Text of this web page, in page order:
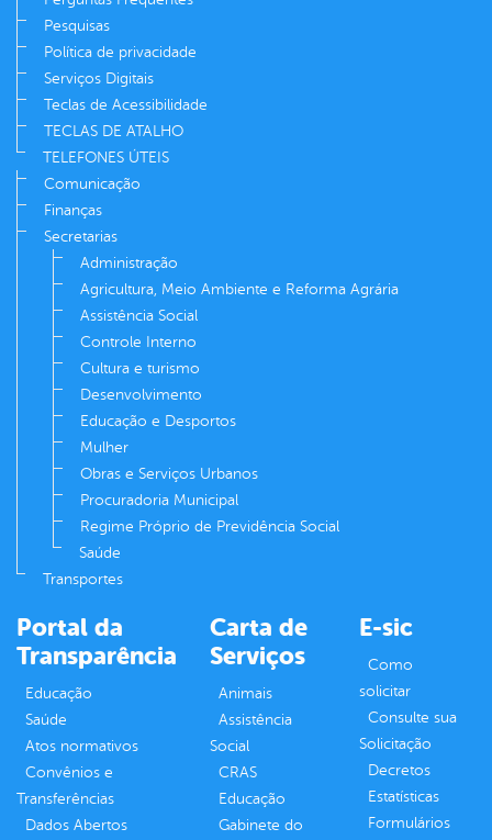
Pesquisas
Política de privacidade
Serviços Digitais
Teclas de Acessibilidade
TECLAS DE ATALHO
TELEFONES ÚTEIS
Comunicação
Finanças
Secretarias
Administração
Agricultura, Meio Ambiente e Reforma Agrária
Assistência Social
Controle Interno
Cultura e turismo
Desenvolvimento
Educação e Desportos
Mulher
Obras e Serviços Urbanos
Procuradoria Municipal
Regime Próprio de Previdência Social
Saúde
Transportes
Portal da
Transparência
Educação
Saúde
Atos normativos
Convênios e
Transferências
Dados Abertos
Carta de
Serviços
Animais
Assistência
Social
CRAS
Educação
Gabinete do
E-sic
Como
solicitar
Consulte sua
Solicitação
Decretos
Estatísticas
Formulários